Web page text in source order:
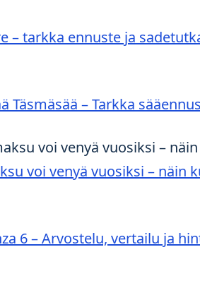
– tarkka ennuste ja
Täsmäsää – Tarkka
voi venyä vuosiksi – näin
6 – Arvostelu, vertailu ja